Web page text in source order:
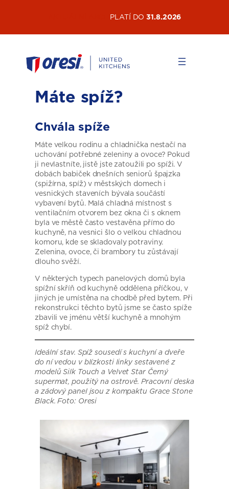
PLATÍ DO31.8.2026
Máte spíž?
Chvála spíže
Máte velkou rodinu a chladnička nestačí na
uchování potřebné zeleniny a ovoce? Pokud
ji nevlastníte, jistě jste zatoužili po spíži. V
dobách babiček dnešních seniorů špajzka
(spižírna, spíž) v městských domech i
vesnických staveních bývala součástí
vybavení bytů. Malá chladná místnost s
ventilačním otvorem bez okna či s oknem
byla ve městě často vestavěna přímo do
kuchyně, na vesnici šlo o velkou chladnou
komoru, kde se skladovaly potraviny.
Zelenina, ovoce, či brambory tu zůstávají
dlouho svěží.
V některých typech panelových domů byla
spížní skříň od kuchyně oddělena příčkou, v
jiných je umístěna na chodbě před bytem. Při
rekonstrukci těchto bytů jsme se často spíže
zbavili ve jménu větší kuchyně a mnohým
spíž chybí.
Ideální stav. Spíž sousedí s kuchyní a dveře
do ní vedou v blízkosti linky sestavené z
modelů Silk Touch a Velvet Star Černý
supermat, použitý na ostrově. Pracovní deska
a zádový panel jsou z kompaktu Grace Stone
Black. Foto: Oresi